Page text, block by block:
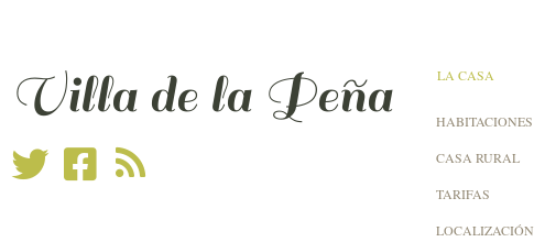
Villa de la Peña LA CASA
HABITACIONES
CASA RURAL
TARIFAS
LOCALIZACIÓN